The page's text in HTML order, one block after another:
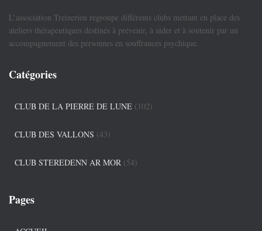
L’association Treizerien regroupe différents clubs mettant en place des
ateliers thérapeutiques destinés à prévenir, à aider et à soutenir par un
accompagnement des personnes en souffrances psychique.
Catégories
CLUB DE LA PIERRE DE LUNE (102)
CLUB DES VALLONS (43)
CLUB STEREDENN AR MOR (54)
Pages